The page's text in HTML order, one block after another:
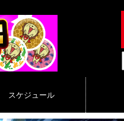
スケジュール